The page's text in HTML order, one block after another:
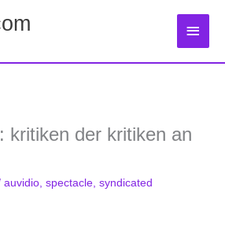
kritiken der kritiken an
auvidio ,spectacle ,syndicated